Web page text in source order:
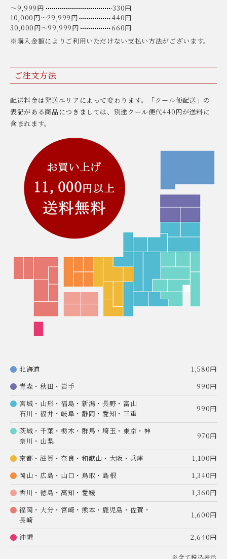
〜9,999円
330円
10,000円〜29,999円
440円
30,000円〜99,999円
660円
※購入金額によりご利用いただけない支払い方法がございます。
ご注文方法
配送料金は発送エリアによって変わります。「クール便配送」の
表記がある商品につきましては、別途クール便代440円が送料に
含まれます。
北海道
1,580円
青森・秋田・岩手
990円
宮城・山形・福島・新潟・長野・富山
石川・福井・岐阜・静岡・愛知・三重
990円
茨城・千葉・栃木・群馬・埼玉・東京・神
奈川・山梨
970円
京都・滋賀・奈良・和歌山・大阪・兵庫
1,100円
岡山・広島・山口・鳥取・島根
1,340円
香川・徳島・高知・愛媛
1,360円
福岡・大分・宮崎・熊本・鹿児島・佐賀・
長崎
1,600円
沖縄 2,640円
※全て税込表示